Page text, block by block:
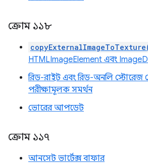
ক্রোম ১১৮
HTMLImageElement এবং
রিড-রাইট এবং রিড-অনলি স্টোরেজ
পরীক্ষামূলক সমর্থন
ভোরের আপডেট
ক্রোম ১১৭
আনসেট ভার্টেক্স বাফার